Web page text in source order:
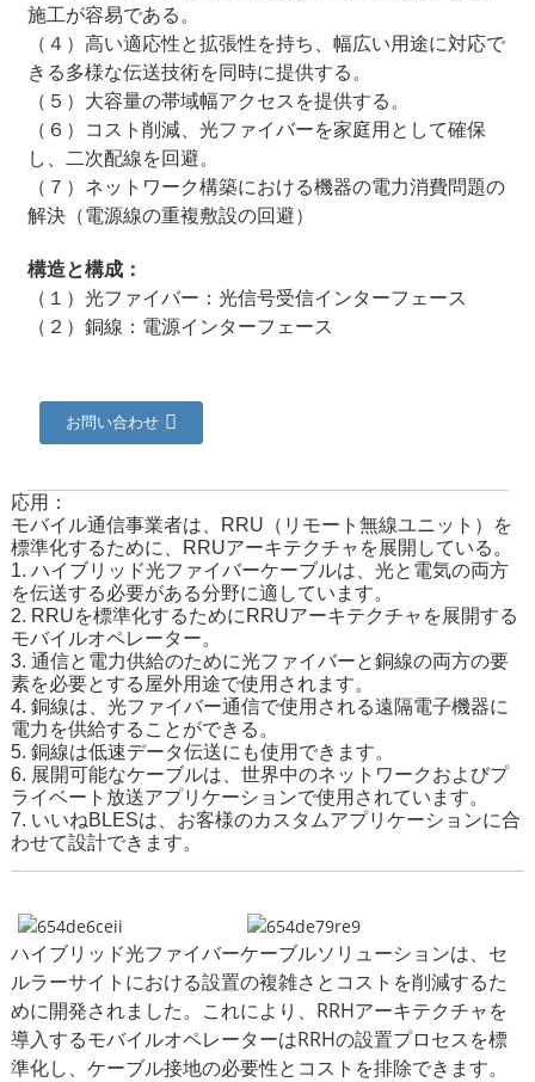
施工が容易である。
（４）高い適応性と拡張性を持ち、幅広い用途に対応で
きる多様な伝送技術を同時に提供する。
（５）大容量の帯域幅アクセスを提供する。
（６）コスト削減、光ファイバーを家庭用として確保
し、二次配線を回避。
（７）ネットワーク構築における機器の電力消費問題の
解決（電源線の重複敷設の回避）
構造と構成：
（１）光ファイバー：光信号受信インターフェース
（２）銅線：電源インターフェース
お問い合わせ
応用：
モバイル通信事業者は、RRU（リモート無線ユニット）を
標準化するために、RRUアーキテクチャを展開している。
1. ハイブリッド光ファイバーケーブルは、光と電気の両方
を伝送する必要がある分野に適しています。
2. RRUを標準化するためにRRUアーキテクチャを展開する
モバイルオペレーター。
3. 通信と電力供給のために光ファイバーと銅線の両方の要
素を必要とする屋外用途で使用されます。
4. 銅線は、光ファイバー通信で使用される遠隔電子機器に
電力を供給することができる。
5. 銅線は低速データ伝送にも使用できます。
6. 展開可能なケーブルは、世界中のネットワークおよびプ
ライベート放送アプリケーションで使用されています。
7. いいねBLESは、お客様のカスタムアプリケーションに合
わせて設計できます。
ハイブリッド光ファイバーケーブルソリューションは、セ
ルラーサイトにおける設置の複雑さとコストを削減するた
めに開発されました。これにより、RRHアーキテクチャを
導入するモバイルオペレーターはRRHの設置プロセスを標
準化し、ケーブル接地の必要性とコストを排除できます。